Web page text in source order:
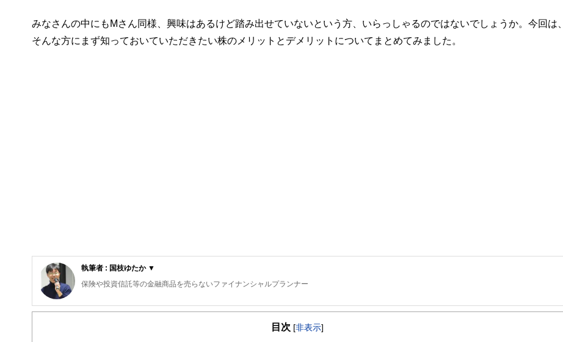
みなさんの中にもMさん同様、興味はあるけど踏み出せていないという方、いらっしゃるのではないでしょうか。今回は、
そんな方にまず知っておいていただきたい株のメリットとデメリットについてまとめてみました。
執筆者 : 国枝ゆたか ▼
保険や投資信託等の金融商品を売らないファイナンシャルプランナー
住宅など大きな買い物の際のセカンドオピニオンとしても選ばれている。
つけるスキルアップ研修も手掛けており、行政や企業、各種団体など幅広く登壇している。
目次 [非表示]